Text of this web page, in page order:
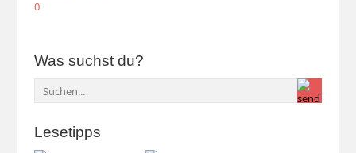
Was suchst du?
Lesetipps